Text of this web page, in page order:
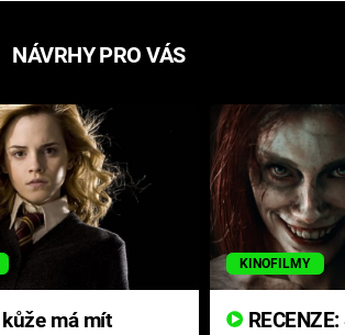
NÁVRHY PRO VÁS
má mít
KINOFILMY